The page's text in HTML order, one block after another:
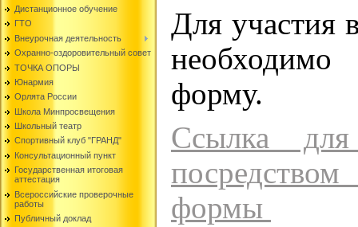
Дистанционное обучение
ГТО
Внеурочная деятельность
Охранно-оздоровительный совет
ТОЧКА ОПОРЫ
Юнармия
Орлята России
Школа Минпросвещения
Школьный театр
Спортивный клуб "ГРАНД"
Консультационный пункт
Государственная итоговая
аттестация
Всероссийские проверочные
работы
Публичный доклад
Для участия
форму.
Ссылка
формы